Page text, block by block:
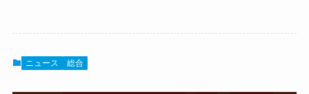
ニュース 総合